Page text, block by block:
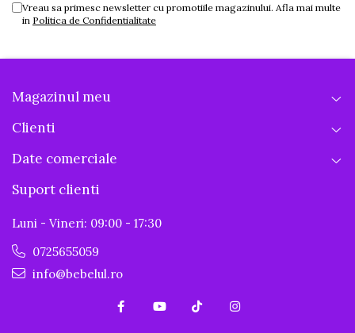
Vreau sa primesc newsletter cu promotiile magazinului. Afla mai multe
in Politica de Confidentialitate
Magazinul meu
Clienti
Date comerciale
Suport clienti
Luni - Vineri: 09:00 - 17:30
0725655059
info@bebelul.ro